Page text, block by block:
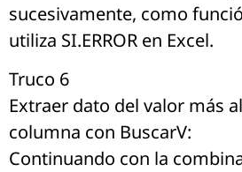
sucesivamente, como
utiliza SI.ERROR en Excel.
Truco 6
Extraer dato del valor más
columna con BuscarV:
Continuando con la